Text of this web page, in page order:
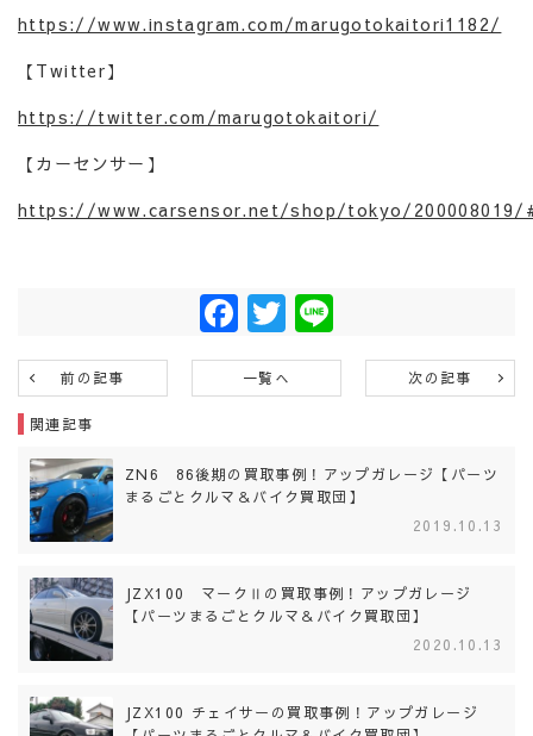
https://www.instagram.com/marugotokaitori1182/
【Twitter】
https://twitter.com/marugotokaitori/
【カーセンサー】
https://www.carsensor.net/shop/tokyo/200008019/
Facebook
Twitter
前の記事 一覧へ 次の記事
関連記事
ZN6 86後期の買取事例！アップガレージ【パーツ
まるごとクルマ＆バイク買取団】
2019.10.13
JZX100 マークⅡの買取事例！アップガレージ
【パーツまるごとクルマ＆バイク買取団】
2020.10.13
JZX100 チェイサーの買取事例！アップガレージ